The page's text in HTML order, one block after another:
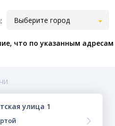
Выберите город
что по указанным адресам
улица 1